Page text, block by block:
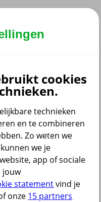
cookies
technieken
en te combineren
Zo weten we
we je
app of sociale
jouw
statementvind je
onze 15 partners